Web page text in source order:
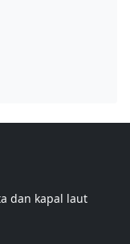
dan kapal laut